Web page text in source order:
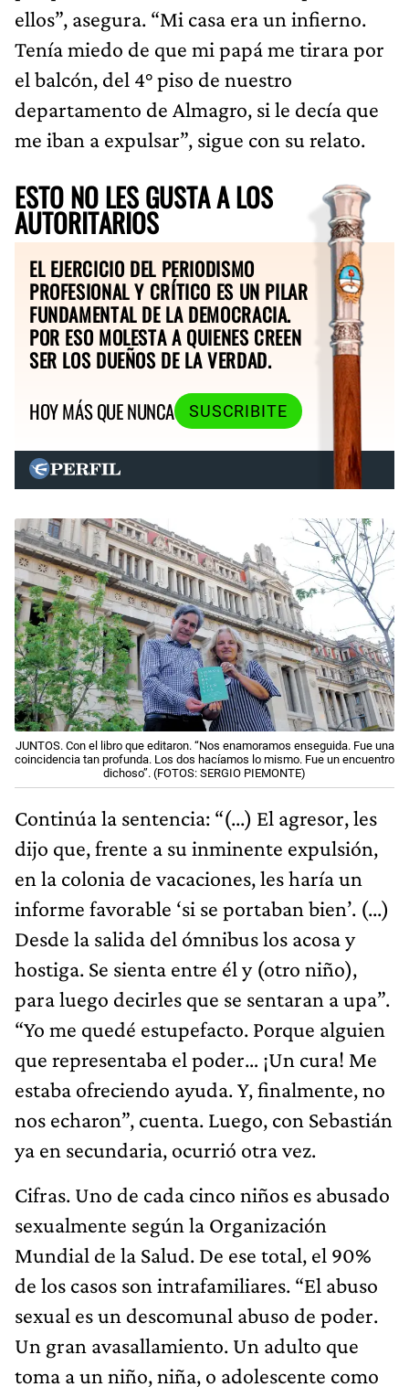
ellos”, asegura. “Mi casa era un infierno.
Tenía miedo de que mi papá me tirara por
el balcón, del 4° piso de nuestro
departamento de Almagro, si le decía que
me iban a expulsar”, sigue con su relato.
ESTO NO LES GUSTA A LOS
AUTORITARIOS
EL EJERCICIO DEL PERIODISMO
PROFESIONAL Y CRÍTICO ES UN PILAR
FUNDAMENTAL DE LA DEMOCRACIA.
POR ESO MOLESTA A QUIENES CREEN
SER LOS DUEÑOS DE LA VERDAD.
HOY MÁS QUE NUNCA
SUSCRIBITE
JUNTOS. Con el libro que editaron. “Nos enamoramos enseguida. Fue una
coincidencia tan profunda. Los dos hacíamos lo mismo. Fue un encuentro
dichoso”. (FOTOS: SERGIO PIEMONTE)
Continúa la sentencia: “(...) El agresor, les
dijo que, frente a su inminente expulsión,
en la colonia de vacaciones, les haría un
informe favorable ‘si se portaban bien’. (...)
Desde la salida del ómnibus los acosa y
hostiga. Se sienta entre él y (otro niño),
para luego decirles que se sentaran a upa”.
“Yo me quedé estupefacto. Porque alguien
que representaba el poder… ¡Un cura! Me
estaba ofreciendo ayuda. Y, finalmente, no
nos echaron”, cuenta. Luego, con Sebastián
ya en secundaria, ocurrió otra vez.
Cifras. Uno de cada cinco niños es abusado
sexualmente según la Organización
Mundial de la Salud. De ese total, el 90%
de los casos son intrafamiliares. “El abuso
sexual es un descomunal abuso de poder.
Un gran avasallamiento. Un adulto que
toma a un niño, niña, o adolescente como